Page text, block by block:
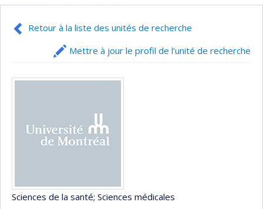
Retour à la liste des unités de recherche
Mettre à jour le profil de l’unité de recherche
Sciences de la santé; Sciences médicales